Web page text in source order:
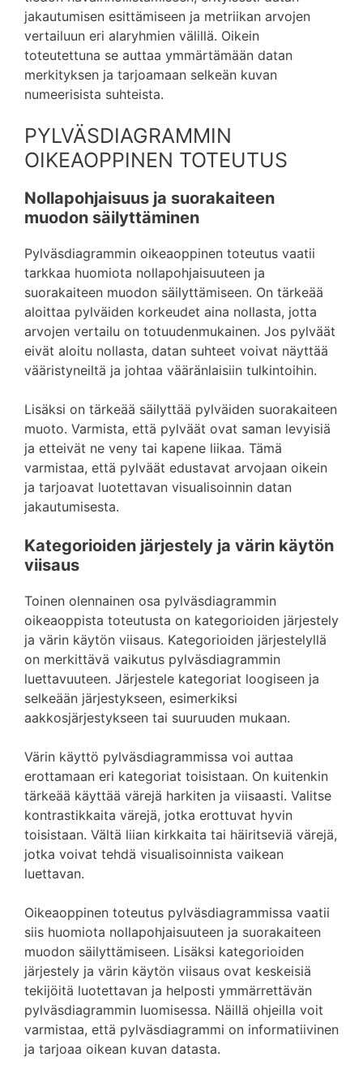
jakautumisen esittämiseen ja metriikan arvojen
vertailuun eri alaryhmien välillä. Oikein
toteutettuna se auttaa ymmärtämään datan
merkityksen ja tarjoamaan selkeän kuvan
numeerisista suhteista.
PYLVÄSDIAGRAMMIN
OIKEAOPPINEN TOTEUTUS
Nollapohjaisuus ja suorakaiteen
muodon säilyttäminen
Pylväsdiagrammin oikeaoppinen toteutus vaatii
tarkkaa huomiota nollapohjaisuuteen ja
suorakaiteen muodon säilyttämiseen. On tärkeää
aloittaa pylväiden korkeudet aina nollasta, jotta
arvojen vertailu on totuudenmukainen. Jos pylväät
eivät aloitu nollasta, datan suhteet voivat näyttää
vääristyneiltä ja johtaa vääränlaisiin tulkintoihin.
Lisäksi on tärkeää säilyttää pylväiden suorakaiteen
muoto. Varmista, että pylväät ovat saman levyisiä
ja etteivät ne veny tai kapene liikaa. Tämä
varmistaa, että pylväät edustavat arvojaan oikein
ja tarjoavat luotettavan visualisoinnin datan
jakautumisesta.
Kategorioiden järjestely ja värin käytön
viisaus
Toinen olennainen osa pylväsdiagrammin
oikeaoppista toteutusta on kategorioiden järjestely
ja värin käytön viisaus. Kategorioiden järjestelyllä
on merkittävä vaikutus pylväsdiagrammin
luettavuuteen. Järjestele kategoriat loogiseen ja
selkeään järjestykseen, esimerkiksi
aakkosjärjestykseen tai suuruuden mukaan.
Värin käyttö pylväsdiagrammissa voi auttaa
erottamaan eri kategoriat toisistaan. On kuitenkin
tärkeää käyttää värejä harkiten ja viisaasti. Valitse
kontrastikkaita värejä, jotka erottuvat hyvin
toisistaan. Vältä liian kirkkaita tai häiritseviä värejä,
jotka voivat tehdä visualisoinnista vaikean
luettavan.
Oikeaoppinen toteutus pylväsdiagrammissa vaatii
siis huomiota nollapohjaisuuteen ja suorakaiteen
muodon säilyttämiseen. Lisäksi kategorioiden
järjestely ja värin käytön viisaus ovat keskeisiä
tekijöitä luotettavan ja helposti ymmärrettävän
pylväsdiagrammin luomisessa. Näillä ohjeilla voit
varmistaa, että pylväsdiagrammi on informatiivinen
ja tarjoaa oikean kuvan datasta.